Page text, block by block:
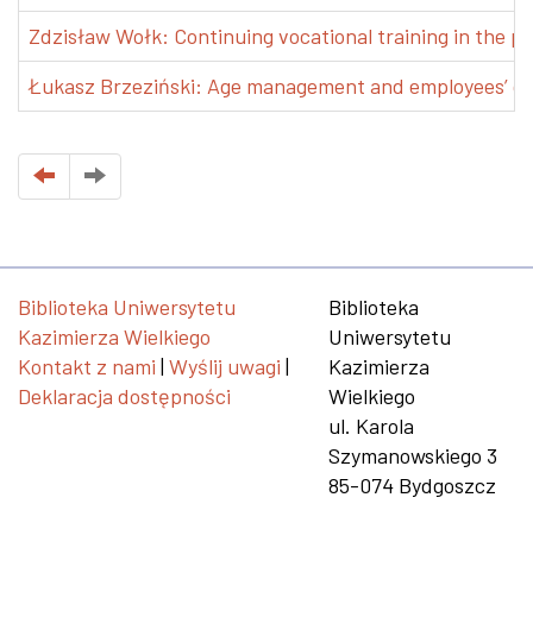
Zdzisław Wołk: Continuing vocational training in the
Łukasz Brzeziński: Age management and employees’
Biblioteka Uniwersytetu
Kazimierza Wielkiego
Kontakt z nami | Wyślij uwagi |
Deklaracja dostępności
Biblioteka
Uniwersytetu
Kazimierza
Wielkiego
ul. Karola
Szymanowskiego 3
85-074 Bydgoszcz